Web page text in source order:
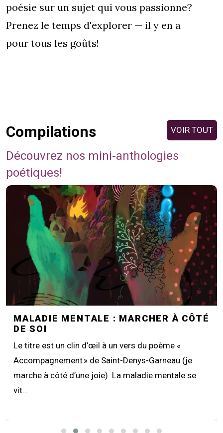
poésie sur un sujet qui vous passionne?
Prenez le temps d'explorer — il y en a
pour tous les goûts!
Compilations
Découvrez nos mini-anthologies
poétiques!
MALADIE MENTALE : MARCHER À CÔTÉ
DE SOI
Le titre est un clin d’œil à un vers du poème «
Accompagnement » de Saint-Denys-Garneau (je
marche à côté d’une joie). La maladie mentale se
vit…
VOIR TOUT